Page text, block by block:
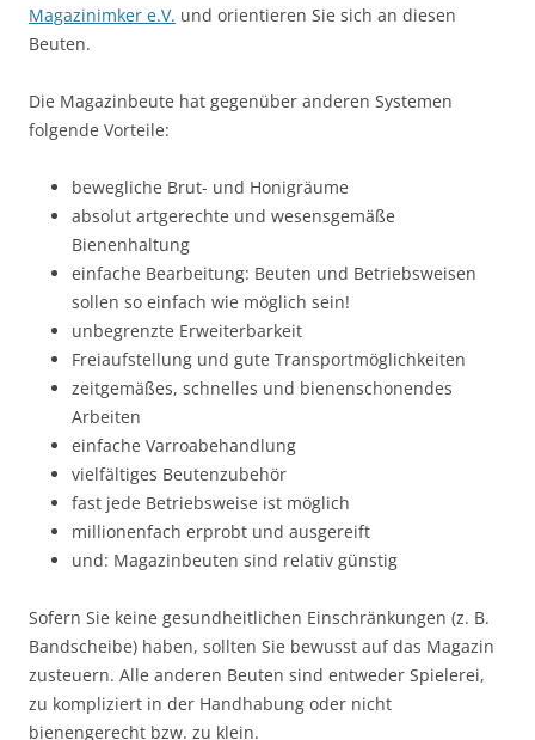
Magazinimker e.V. und orientieren Sie sich an diesen
Beuten.
Die Magazinbeute hat gegenüber anderen Systemen
folgende Vorteile:
bewegliche Brut- und Honigräume
absolut artgerechte und wesensgemäße
Bienenhaltung
einfache Bearbeitung: Beuten und Betriebsweisen
sollen so einfach wie möglich sein!
unbegrenzte Erweiterbarkeit
Freiaufstellung und gute Transportmöglichkeiten
zeitgemäßes, schnelles und bienenschonendes
Arbeiten
einfache Varroabehandlung
vielfältiges Beutenzubehör
fast jede Betriebsweise ist möglich
millionenfach erprobt und ausgereift
und: Magazinbeuten sind relativ günstig
Sofern Sie keine gesundheitlichen Einschränkungen (z. B.
Bandscheibe) haben, sollten Sie bewusst auf das Magazin
zusteuern. Alle anderen Beuten sind entweder Spielerei,
zu kompliziert in der Handhabung oder nicht
bienengerecht bzw. zu klein.